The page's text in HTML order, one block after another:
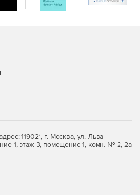
119021, г. Москва, ул. Льва
1, этаж 3, помещение 1, комн. № 2, 2а